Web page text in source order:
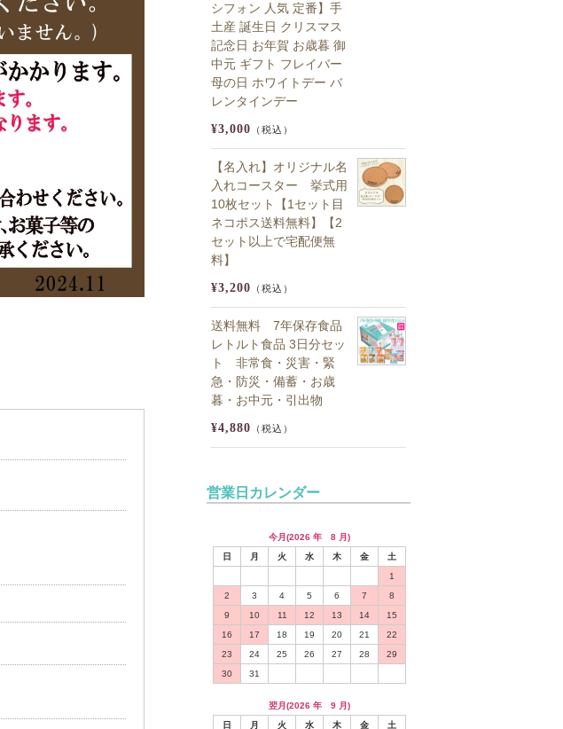
シフォン 人気 定番】手
土産 誕生日 クリスマス
記念日 お年賀 お歳暮 御
中元 ギフト フレイバー
母の日 ホワイトデー バ
レンタインデー
¥3,000 （税込）
【名入れ】オリジナル名
入れコースター 挙式用
10枚セット【1セット目
ネコポス送料無料】【2
セット以上で宅配便無
料】
¥3,200 （税込）
送料無料 7年保存食品
レトルト食品 3日分セッ
ト 非常食・災害・緊
急・防災・備蓄・お歳
暮・お中元・引出物
¥4,880 （税込）
営業日カレンダー
今月(2026 年 8 月)
日
月 火 水 木 金
土
1
2
3 4 5 6 7
8
9
10 11 12 13 14
15
16
17 18 19 20 21
22
23
24 25 26 27 28
29
30
31
翌月(2026 年 9 月)
日
月 火 水 木 金 土